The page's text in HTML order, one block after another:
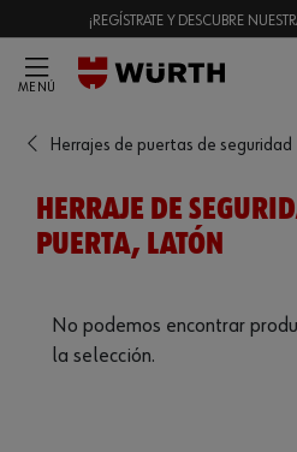
¡REGÍSTRATE Y DESCUBRE
MENÚ
Herrajes de puertas de seguridad
HERRAJE DE
PUERTA, LATÓN
No podemos encontrar
la selección.